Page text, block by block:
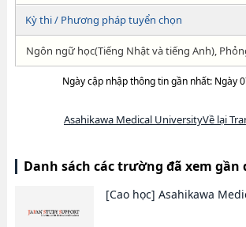
Kỳ thi / Phương pháp tuyển chọn
Ngôn ngữ học(Tiếng Nhật và tiếng Anh),
Ngày cập nhập thông tin gần nhất: Ngày
Asahikawa Medical UniversityVề lại
Danh sách các trường đã xem gần
[Cao học] Asahikawa